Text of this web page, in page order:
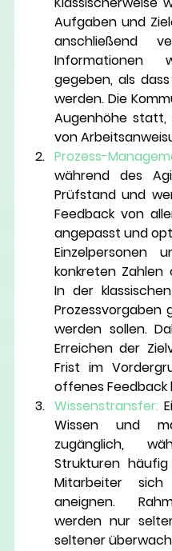
Aufgaben und
anschließend
Informationen
gegeben, als
werden. Die
Augenhöhe statt,
von
Prozess-
während des
Prüfstand und
Feedback von
angepasst und
Einzelpersonen
konkreten Zahlen
In der
Prozessvorgaben
werden sollen.
Erreichen der
Frist im
offenes Feedback
Wissenstransfer:
Wissen und
zugänglich,
Strukturen
Mitarbeiter
aneignen.
werden nur
seltener